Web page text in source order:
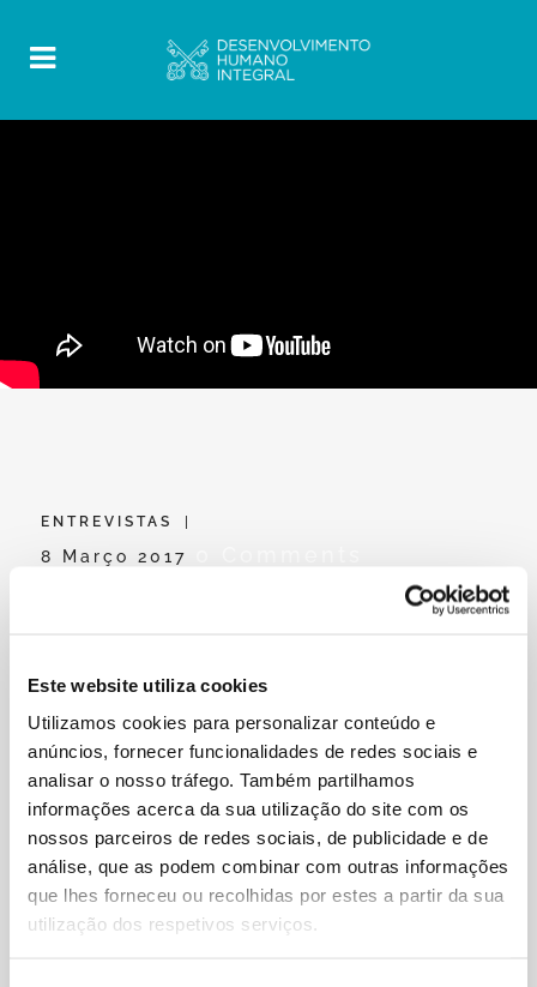
Este website utiliza cookies
Utilizamos cookies para personalizar conteúdo e
anúncios, fornecer funcionalidades de redes sociais e
analisar o nosso tráfego. Também partilhamos
informações acerca da sua utilização do site com os
nossos parceiros de redes sociais, de publicidade e de
análise, que as podem combinar com outras informações
que lhes forneceu ou recolhidas por estes a partir da sua
utilização dos respetivos serviços.
ENTREVISTAS
8 Março 2017
Irmã Rosita Milesi, MSCS, dá uma
Irmã Rosita Milesi, MSCS, trabalha com os migrantes
e refugiados, especialmente com as mulheres. Dá
uma mensagem de esperança e encoraja a seguir
as palavras do Papa concernente aos migrantes.
RELATED POSTS: